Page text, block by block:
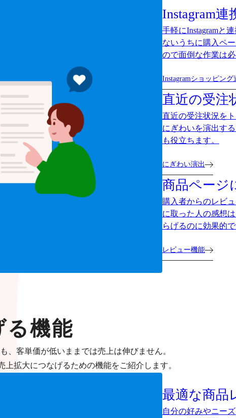
Instagram
手軽にInstagramと
ないうちに購入ペ
ので面倒な作業は必
Instagramショッピング
直近の受注
直近の受注状況を
にぎわいを演出す
も役立ちます。
にぎわい演出
商品ページ
購入者からのレビ
に取った人の感想
らげるのに効果的で
レビュー機能
る機能
、客単価が低いままでは売上は伸びません。
拡大につなげるための機能をご紹介します。
最適な商品
自分の好みやニー